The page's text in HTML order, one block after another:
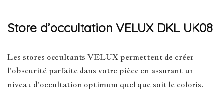
Store d’occultation VELUX DKL UK08
Les stores occultants VELUX permettent de créer
l’obscurité parfaite dans votre pièce en assurant un
niveau d’occultation optimum quel que soit le coloris.